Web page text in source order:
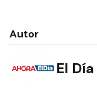
Autor
El